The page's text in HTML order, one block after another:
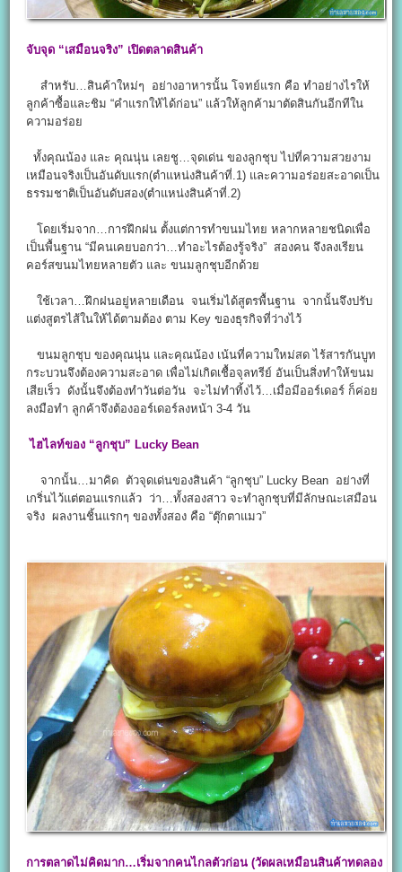
จับจุด “เสมือนจริง” เปิดตลาดสินค้า
สำหรับ…สินค้าใหม่ๆ อย่างอาหารนั้น โจทย์แรก คือ ทำอย่างไรให้
ลูกค้าซื้อและชิม “คำแรกให้ได้ก่อน” แล้วให้ลูกค้ามาตัดสินกันอีกทีใน
ความอร่อย
ทั้งคุณน้อง และ คุณนุ่น เลยชู…จุดเด่น ของลูกชุบ ไปที่ความสวยงาม
เหมือนจริงเป็นอันดับแรก(ตำแหน่งสินค้าที่.1) และความอร่อยสะอาดเป็น
ธรรมชาติเป็นอันดับสอง(ตำแหน่งสินค้าที่.2)
โดยเริ่มจาก…การฝึกฝน ตั้งแต่การทำขนมไทย หลากหลายชนิดเพื่อ
เป็นพื้นฐาน “มีคนเคยบอกว่า…ทำอะไรต้องรู้จริง” สองคน จึงลงเรียน
คอร์สขนมไทยหลายตัว และ ขนมลูกชุบอีกด้วย
ใช้เวลา…ฝึกฝนอยู่หลายเดือน จนเริ่มได้สูตรพื้นฐาน จากนั้นจึงปรับ
แต่งสูตรไส้ในให้ได้ตามต้อง ตาม Key ของธุรกิจที่ว่างไว้
ขนมลูกชุบ ของคุณนุ่น และคุณน้อง เน้นที่ความใหม่สด ไร้สารกันบูท
กระบวนจึงต้องความสะอาด เพื่อไม่เกิดเชื้อจุลทรีย์ อันเป็นสิ่งทำให้ขนม
เสียเร็ว ดังนั้นจึงต้องทำวันต่อวัน จะไม่ทำทิ้งไว้…เมื่อมีออร์เดอร์ ก็ค่อย
ลงมือทำ ลูกค้าจึงต้องออร์เดอร์ลงหน้า 3-4 วัน
ไฮไลท์ของ “ลูกชุบ” Lucky Bean
จากนั้น…มาคิด ตัวจุดเด่นของสินค้า “ลูกชุบ” Lucky Bean อย่างที่
เกริ่นไว้แต่ตอนแรกแล้ว ว่า…ทั้งสองสาว จะทำลูกชุบที่มีลักษณะเสมือน
จริง ผลงานชิ้นแรกๆ ของทั้งสอง คือ “ตุ๊กตาแมว”
การตลาดไม่คิดมาก…เริ่มจากคนไกลตัวก่อน (วัดผลเหมือนสินค้าทดลอง